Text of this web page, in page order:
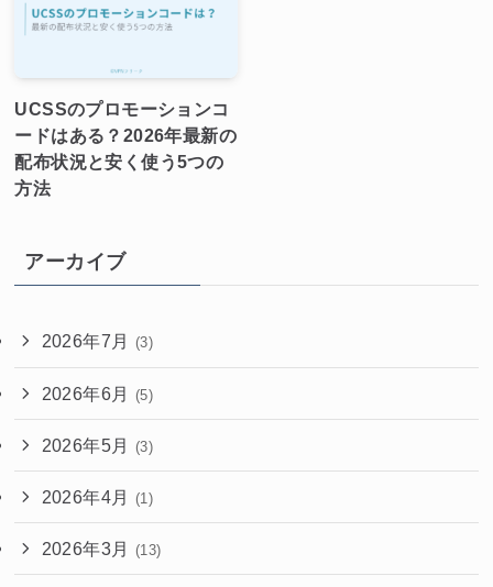
UCSSのプロモーションコ
ードはある？2026年最新の
配布状況と安く使う5つの
方法
アーカイブ
2026年7月 (3)
2026年6月 (5)
2026年5月 (3)
2026年4月 (1)
2026年3月 (13)